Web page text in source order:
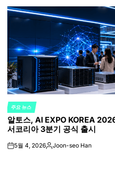
POSTED
IN
주요 뉴스
알토스, AI EXPO KOREA
서코리아 3분기 공식 출시
on5월 4, 2026Posted
Joon-seo Han